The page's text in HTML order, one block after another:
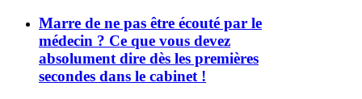
Marre de ne pas être écouté par le
médecin ? Ce que vous devez
absolument dire dès les premières
secondes dans le cabinet !